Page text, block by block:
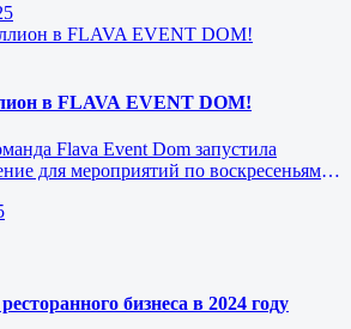
в FLAVA EVENT DOM!
Flava Event Dom запустила
для мероприятий по воскресеньям за
бизнеса в 2024 году